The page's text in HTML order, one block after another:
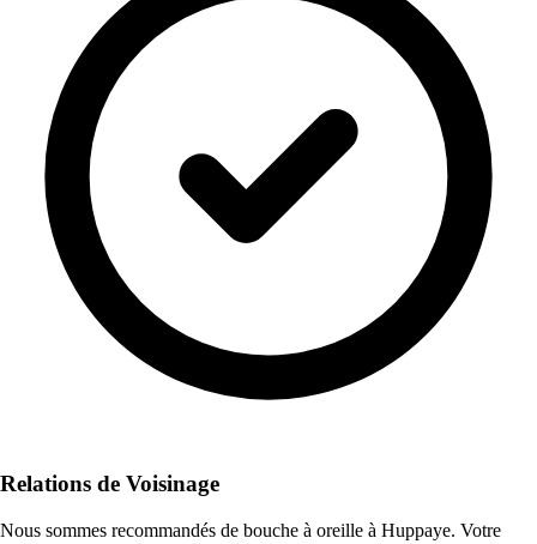
Relations de Voisinage
Nous sommes recommandés de bouche à oreille à Huppaye. Votre